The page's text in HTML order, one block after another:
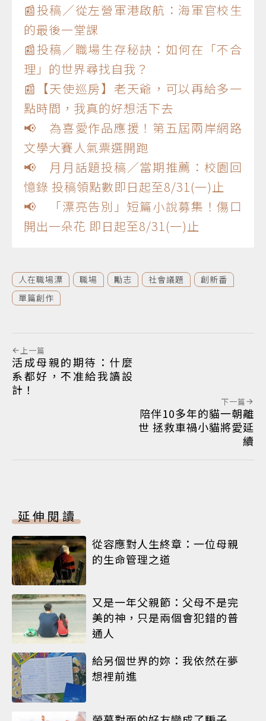
📰投稿／從左營軍港啟航：海軍官校生
的最後一堂課
📰投稿／職場生存秘訣：如何在「不合
理」的世界尋找自我？
📰【天使巡房】老天爺，可以再給多一
點時間，我真的好想活下去
📢 為喜愛作品應援！第五屆兩岸網路
文學大賽人氣票選開跑
📢 月月話題投稿／當期推薦：校園回
憶錄 投稿領點數即日起至8/31(一)止
📢 「漂亮告別」短篇小說募集！傷口
開出一朵花 即日起至8/31(一)止
人在職場漂 職場 勵志 社會議題
創新番
單篇創作
上一篇
活成母親的期待：什麼
系都好，不准給我讀設
計！
下一篇
陪伴10多年的貓一朝離
世 拯救車禍小貓將愛延
續
延伸閱讀
從容應對人生終章：一位母親
的生命管理之道
又是一年父親節：父母不是完
美的神，只是兩個會犯錯的普
通人
給另個世界的妳：我依然在夢
想裡前進